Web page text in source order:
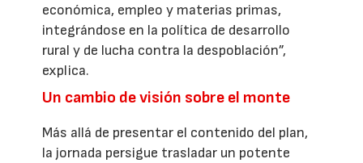
económica, empleo y materias primas,
integrándose en la política de desarrollo
rural y de lucha contra la despoblación”,
explica.
Un cambio de visión sobre el monte
Más allá de presentar el contenido del plan,
la jornada persigue trasladar un potente